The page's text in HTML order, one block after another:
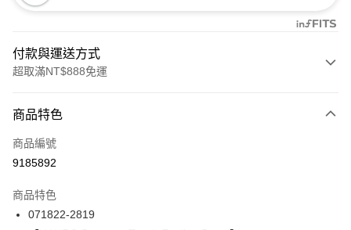
付款與運送方式
超取滿NT$888免運
信用卡一次付款
信用卡分期付款
合作金庫商業銀行
華南商業銀行
商品特色
商品編號
9185892
商品特色
071822-2819